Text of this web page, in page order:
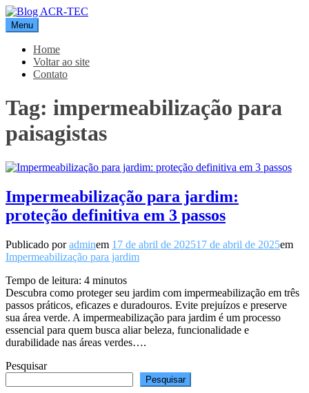
Pular
para
o
conteúdo
Blog ACR-TEC
Menu
Home
Voltar ao site
Contato
Tag: impermeabilização para
paisagistas
Impermeabilização para jardim:
proteção definitiva em 3 passos
Publicado poradminem 17 de abril de 202517 de abril de 2025em
Impermeabilização para jardim
Tempo de leitura: 4 minutos
Descubra como proteger seu jardim com impermeabilização em três
passos práticos, eficazes e duradouros. Evite prejuízos e preserve
sua área verde. A impermeabilização para jardim é um processo
essencial para quem busca aliar beleza, funcionalidade e
durabilidade nas áreas verdes….
Pesquisar
Pesquisar